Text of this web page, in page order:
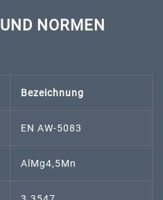
UND NORMEN
Bezeichnung
EN AW-5083
AlMg4,5Mn